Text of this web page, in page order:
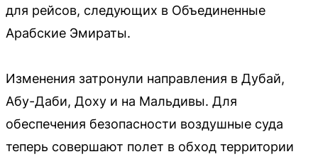
для рейсов, следующих в Объединенные
Арабские Эмираты.
Изменения затронули направления в Дубай,
Абу-Даби, Доху и на Мальдивы. Для
обеспечения безопасности воздушные суда
теперь совершают полет в обход территории